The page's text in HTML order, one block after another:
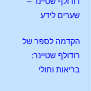
שערים לידע
הקדמה לספר של
רודולף שטיינר:
בריאות וחולי